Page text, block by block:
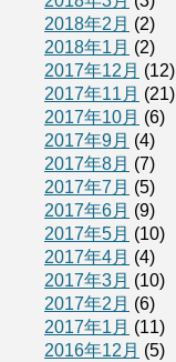
2018年2月 (2)
2018年1月 (2)
2017年12月 (12)
2017年11月 (21)
2017年10月 (6)
2017年9月 (4)
2017年8月 (7)
2017年7月 (5)
2017年6月 (9)
2017年5月 (10)
2017年4月 (4)
2017年3月 (10)
2017年2月 (6)
2017年1月 (11)
2016年12月 (5)